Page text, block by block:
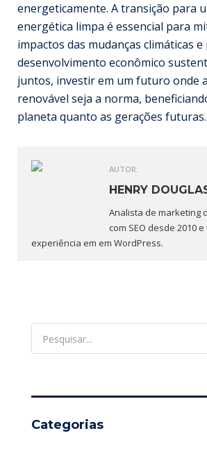
energeticamente. A transição para
energética limpa é essencial para
impactos das mudanças climáticas
desenvolvimento econômico
juntos, investir em um futuro onde
renovável seja a norma,
planeta quanto as gerações futuras.
AUTOR:
HENRY
Analista de marketing
com SEO desde 2010
experiência em em WordPress.
Categorias